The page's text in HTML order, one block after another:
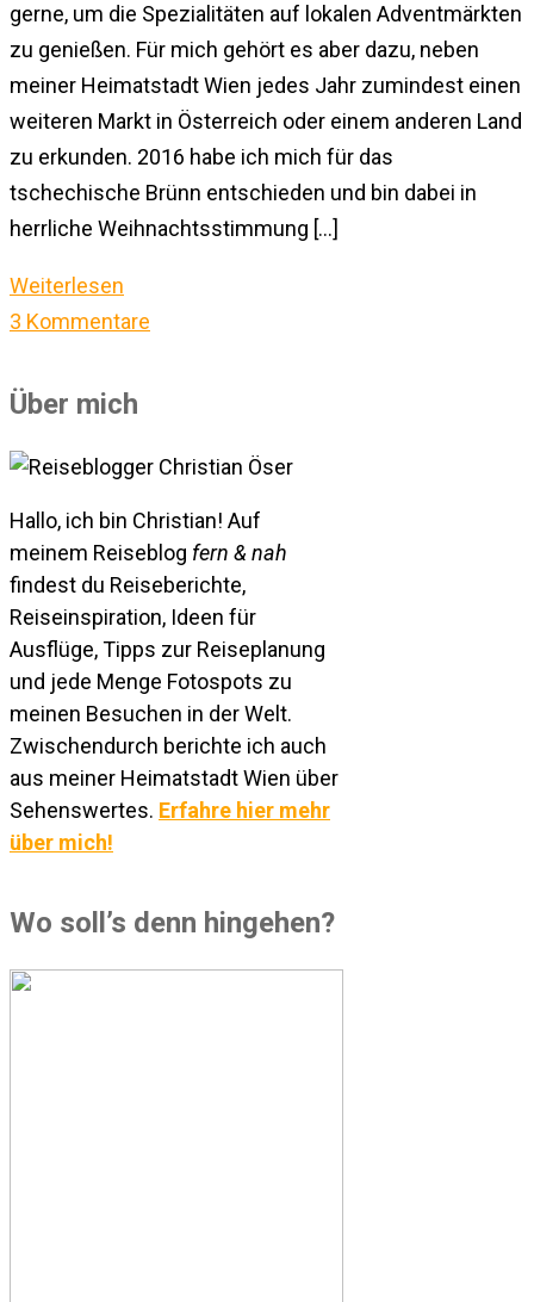
gerne, um die Spezialitäten auf lokalen Adventmärkten
zu genießen. Für mich gehört es aber dazu, neben
meiner Heimatstadt Wien jedes Jahr zumindest einen
weiteren Markt in Österreich oder einem anderen Land
zu erkunden. 2016 habe ich mich für das
tschechische Brünn entschieden und bin dabei in
herrliche Weihnachtsstimmung […]
Weiterlesen
3 Kommentare
Über mich
Hallo, ich bin Christian! Auf
meinem Reiseblog fern & nah
findest du Reiseberichte,
Reiseinspiration, Ideen für
Ausflüge, Tipps zur Reiseplanung
und jede Menge Fotospots zu
meinen Besuchen in der Welt.
Zwischendurch berichte ich auch
aus meiner Heimatstadt Wien über
Sehenswertes. Erfahre hier mehr
über mich!
Wo soll’s denn hingehen?